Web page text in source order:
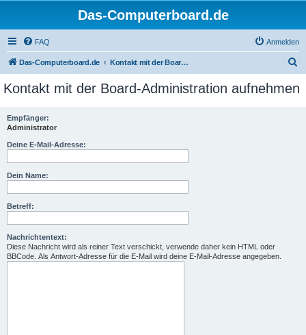
Das-Computerboard.de
FAQ Anmelden
Das-Computerboard.de Kontakt mit der Board-Administration aufnehmen
c
Kontakt mit der Board-Administration aufnehmen
Empfänger:
Administrator
Deine E-Mail-Adresse:
Dein Name:
Betreff:
Nachrichtentext:
Diese Nachricht wird als reiner Text verschickt, verwende daher kein HTML oder
BBCode. Als Antwort-Adresse für die E-Mail wird deine E-Mail-Adresse angegeben.